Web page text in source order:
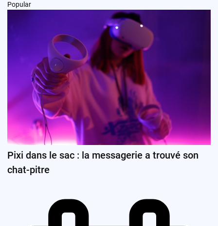
Popular
Pixi dans le sac : la messagerie a trouvé son
chat-pitre